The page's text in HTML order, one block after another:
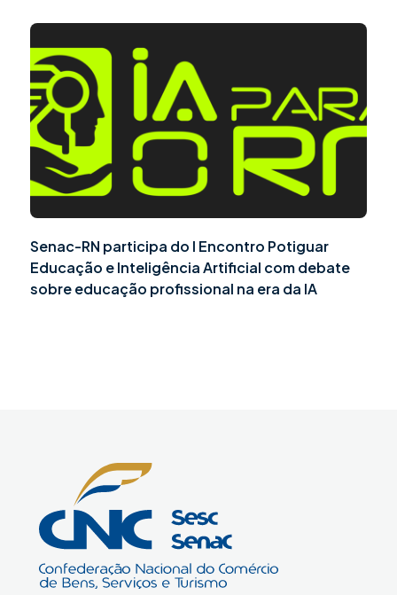
Senac-RN participa do I Encontro Potiguar
Educação e Inteligência Artificial com debate
sobre educação profissional na era da IA